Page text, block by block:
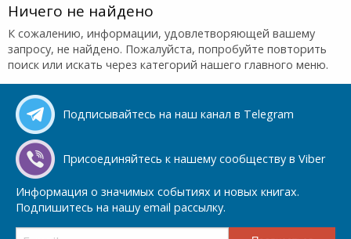
Ничего не найдено
К сожалению, информации, удовлетворяющей вашему
запросу, не найдено. Пожалуйста, попробуйте повторить
поиск или искать через категорий нашего главного меню.
Подписывайтесь на наш канал в Telegram
Присоединяйтесь к нашему сообществу в Viber
Информация о значимых событиях и новых книгах.
Подпишитесь на нашу email рассылку.